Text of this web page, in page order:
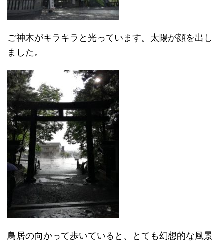
ご神木がキラキラと光っています。太陽が顔を出し
ました。
鳥居の向かって歩いていると、とても幻想的な風景